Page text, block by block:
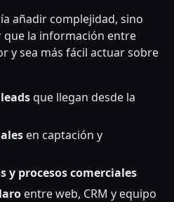
añadir complejidad, sino
la información entre
y sea más fácil actuar sobre
que llegan desde la
en captación y
y procesos comerciales
entre web, CRM y equipo